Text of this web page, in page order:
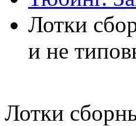
Лотки
и не
Лотки